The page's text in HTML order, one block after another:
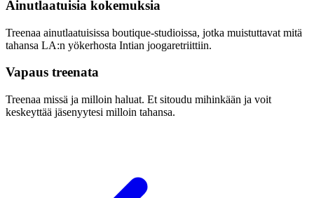
Ainutlaatuisia kokemuksia
Treenaa ainutlaatuisissa boutique-studioissa, jotka muistuttavat mitä
tahansa LA:n yökerhosta Intian joogaretriittiin.
Vapaus treenata
Treenaa missä ja milloin haluat. Et sitoudu mihinkään ja voit
keskeyttää jäsenyytesi milloin tahansa.